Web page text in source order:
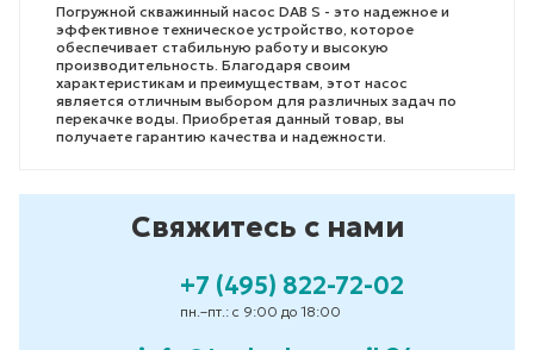
Погружной скважинный насос DAB S - это надежное и
эффективное техническое устройство, которое
обеспечивает стабильную работу и высокую
производительность. Благодаря своим
характеристикам и преимуществам, этот насос
является отличным выбором для различных задач по
перекачке воды. Приобретая данный товар, вы
получаете гарантию качества и надежности.
Свяжитесь с нами
+7 (495) 822-72-02
пн.–пт.: с 9:00 до 18:00